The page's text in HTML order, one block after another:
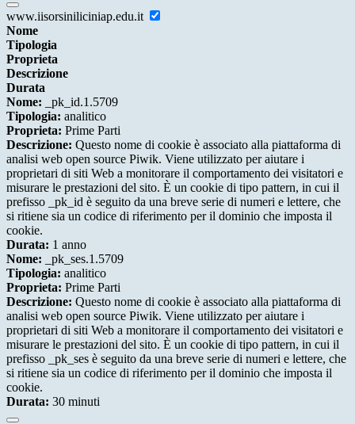
www.iisorsiniliciniap.edu.it
Nome
Tipologia
Proprieta
Descrizione
Durata
Nome: _pk_id.1.5709
Tipologia: analitico
Proprieta: Prime Parti
Descrizione: Questo nome di cookie è associato alla piattaforma di
analisi web open source Piwik. Viene utilizzato per aiutare i
proprietari di siti Web a monitorare il comportamento dei visitatori e
misurare le prestazioni del sito. È un cookie di tipo pattern, in cui il
prefisso _pk_id è seguito da una breve serie di numeri e lettere, che
si ritiene sia un codice di riferimento per il dominio che imposta il
cookie.
Durata: 1 anno
Nome: _pk_ses.1.5709
Tipologia: analitico
Proprieta: Prime Parti
Descrizione: Questo nome di cookie è associato alla piattaforma di
analisi web open source Piwik. Viene utilizzato per aiutare i
proprietari di siti Web a monitorare il comportamento dei visitatori e
misurare le prestazioni del sito. È un cookie di tipo pattern, in cui il
prefisso _pk_ses è seguito da una breve serie di numeri e lettere, che
si ritiene sia un codice di riferimento per il dominio che imposta il
cookie.
Durata: 30 minuti